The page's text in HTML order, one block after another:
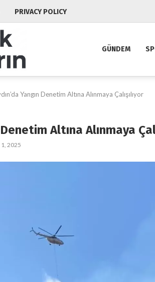
PRIVACY POLICY
GÜNDEM
Yangın Denetim Altına Alınmaya Çalışılıyor
Altına Alınmaya
2025